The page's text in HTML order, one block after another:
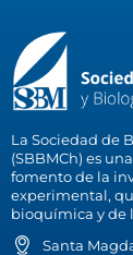
La Sociedad de
(SBBMCh) es
fomento de la
experimental,
bioquímica y de
Santa